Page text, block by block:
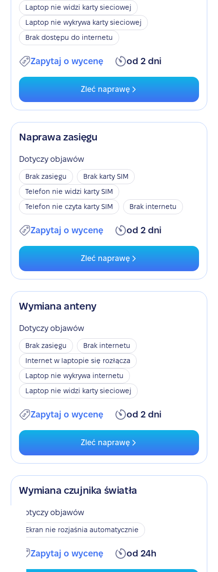
Laptop nie widzi karty sieciowej
Laptop nie wykrywa karty sieciowej
Brak dostępu do internetu
Zapytaj o wycenę od 2 dni
Zleć naprawę
Naprawa zasięgu
Dotyczy objawów
Brak zasięgu
Brak karty SIM
Telefon nie widzi karty SIM
Telefon nie czyta karty SIM
Brak internetu
Zapytaj o wycenę od 2 dni
Zleć naprawę
Wymiana anteny
Dotyczy objawów
Brak zasięgu
Brak internetu
Internet w laptopie się rozłącza
Laptop nie wykrywa internetu
Laptop nie widzi karty sieciowej
Zapytaj o wycenę od 2 dni
Zleć naprawę
Wymiana czujnika światła
Dotyczy objawów
Ekran nie rozjaśnia automatycznie
Zapytaj o wycenę od 24h